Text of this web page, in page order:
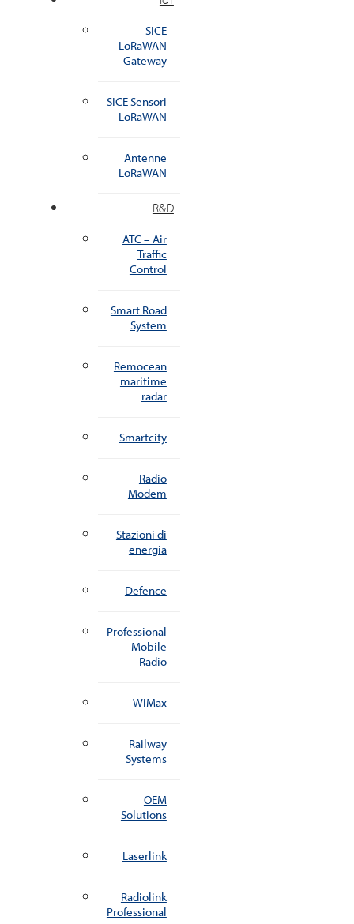
SICE
LoRaWAN
Gateway
SICE Sensori
LoRaWAN
Antenne
LoRaWAN
R&D
ATC – Air
Traffic
Control
Smart Road
System
Remocean
maritime
radar
Smartcity
Radio
Modem
Stazioni di
energia
Defence
Professional
Mobile
Radio
WiMax
Railway
Systems
OEM
Solutions
Laserlink
Radiolink
Professional